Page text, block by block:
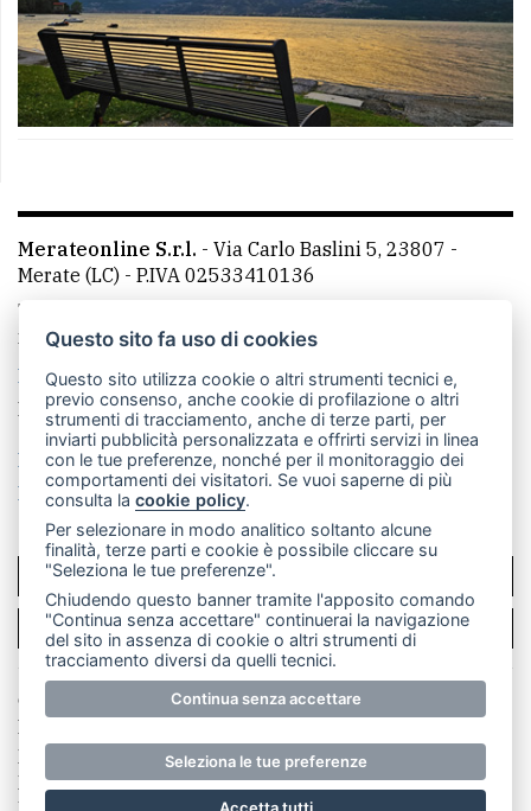
Merateonline S.r.l. - Via Carlo Baslini 5, 23807 -
Merate (LC) - P.IVA 02533410136
Telefono:
mail: redazione@leccoonline.com
La redazione
MerateOnline CasateOnline
RSS
Made by VIP
Privacy policy
Cookie policy
Rivedi le tue scelte sui cookie
SCRIVICI
PER LA TUA PUBBLICITÀ
© Copyright Merateonline S.r.l. - Tutti i diritti riservati.
E' proibita la riproduzione e pubblicazione anche
parziale di testi, articoli e immagini senza la
preventiva autorizzazione scritta dell'editore. RI Lecco
numero Rea LC 291.277 - Capitale sociale 10.329,14 €
Questo sito fa uso di cookies
Questo sito utilizza cookie o altri strumenti tecnici e,
previo consenso, anche cookie di profilazione o altri
strumenti di tracciamento, anche di terze parti, per
inviarti pubblicità personalizzata e offrirti servizi in linea
con le tue preferenze, nonché per il monitoraggio dei
comportamenti dei visitatori. Se vuoi saperne di più
consulta lacookie policy.
Per selezionare in modo analitico soltanto alcune
finalità, terze parti e cookie è possibile cliccare su
"Seleziona le tue preferenze".
Chiudendo questo banner tramite l'apposito comando
"Continua senza accettare" continuerai la navigazione
del sito in assenza di cookie o altri strumenti di
tracciamento diversi da quelli tecnici.
Continua senza accettare
Seleziona le tue preferenze